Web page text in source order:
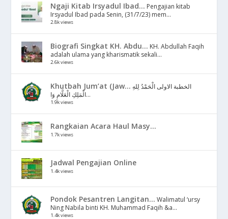
Ngaji Kitab Irsyadul Ibad... Pengajian kitab
Irsyadul Ibad pada Senin, (31/7/23) mem...
2.8k views
Biografi Singkat KH. Abdu... KH. Abdullah Faqih
adalah ulama yang kharismatik sekali...
2.6k views
Khutbah Jum’at (Jaw... الخطبة الاولى الْحَمْدُ لِلهِ
الْمَلِكِ الْعَلَّامِ وَا...
1.9k views
Rangkaian Acara Haul Masy...
1.7k views
Jadwal Pengajian Online
1.4k views
Pondok Pesantren Langitan... Walimatul ‘ursy
Ning Nabila binti KH. Muhammad Faqih &a...
1.4k views